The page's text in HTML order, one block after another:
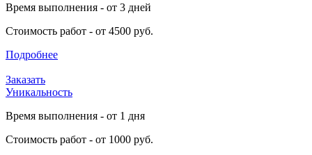
Время выполнения - от 3 дней
Стоимость работ - от 4500 руб.
Подробнее
Заказать
Уникальность
Время выполнения - от 1 дня
Стоимость работ - от 1000 руб.